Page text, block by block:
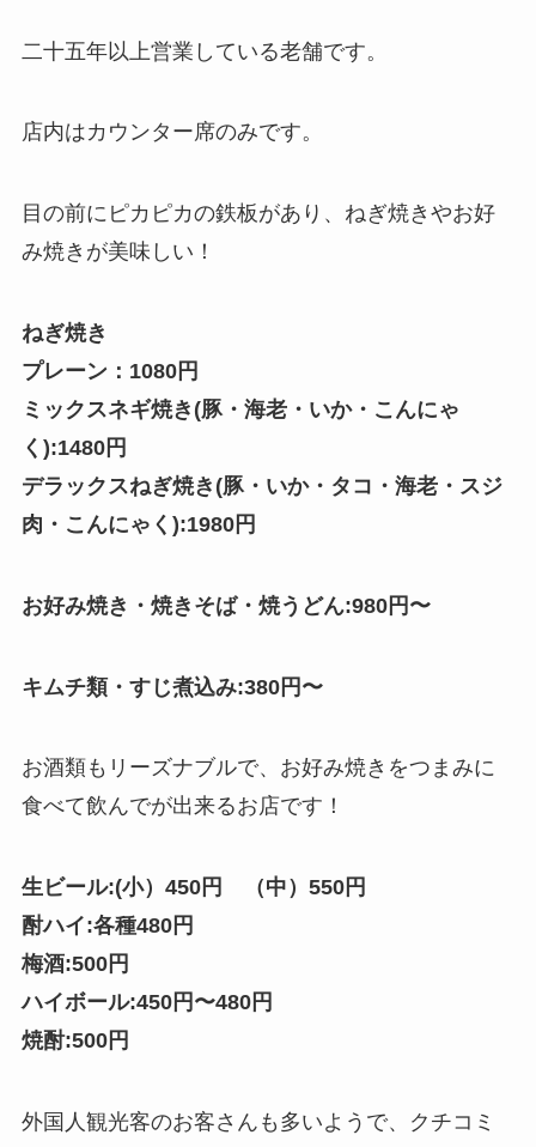
二十五年以上営業している老舗です。
店内はカウンター席のみです。
目の前にピカピカの鉄板があり、ねぎ焼きやお好
み焼きが美味しい！
ねぎ焼き
プレーン：1080円
ミックスネギ焼き(豚・海老・いか・こんにゃ
く):1480円
デラックスねぎ焼き(豚・いか・タコ・海老・スジ
肉・こんにゃく):1980円
お好み焼き・焼きそば・焼うどん:980円〜
キムチ類・すじ煮込み:380円〜
お酒類もリーズナブルで、お好み焼きをつまみに
食べて飲んでが出来るお店です！
生ビール:(小）450円 （中）550円
酎ハイ:各種480円
梅酒:500円
ハイボール:450円〜480円
焼酎:500円
外国人観光客のお客さんも多いようで、クチコミ